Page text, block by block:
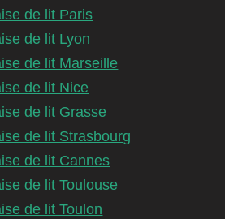
de lit Paris
de lit Lyon
de lit Marseille
de lit Nice
de lit Grasse
de lit Strasbourg
de lit Cannes
de lit Toulouse
de lit Toulon